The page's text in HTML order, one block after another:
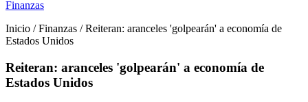
Finanzas
Inicio / Finanzas / Reiteran: aranceles 'golpearán' a economía de
Estados Unidos
Reiteran: aranceles 'golpearán' a economía de
Estados Unidos